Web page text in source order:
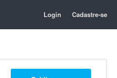
Login Cadastre-se